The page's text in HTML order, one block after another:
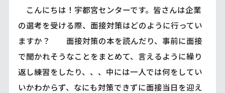
こんにちは！宇都宮センターです。皆さんは企業
の選考を受ける際、面接対策はどのように行ってい
ますか？ 面接対策の本を読んだり、事前に面接
で聞かれそうなことをまとめて、言えるように繰り
返し練習をしたり、、、中には一人では何をしてい
いかわからず、なにも対策できずに面接当日を迎え